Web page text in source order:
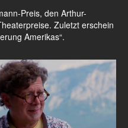
Preis, den Arthur-
Zuletzt erschein
Amerikas“.